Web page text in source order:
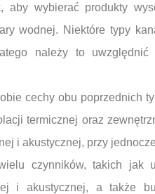
aby wybierać produkty
wodnej. Niektóre typy
należy to uwzględnić
cechy obu poprzednich
termicznej oraz
i akustycznej, przy
czynników, takich jak
i akustycznej, a także